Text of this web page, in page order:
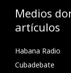
Medios
artículos
Habana Radio
Cubadebate